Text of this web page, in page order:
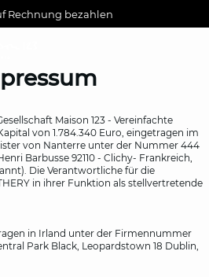
nach Hause ab 150 €
Sie unsere neue Kollektion
Rechnung bezahlen
Maison 123 - Vereinfachte
von 1.784.340 Euro, eingetragen im
von Nanterre unter der Nummer 444
Barbusse 92110 - Clichy- Frankreich,
Die Verantwortliche für die
in ihrer Funktion als stellvertretende
in Irland unter der Firmennummer
Park Black, Leopardstown 18 Dublin,